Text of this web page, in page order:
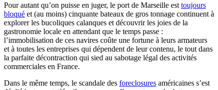
Pour autant qu’on puisse en juger, le port de Marseille est toujours
bloqué et (au moins) cinquante bateaux de gros tonnage continuent à
explorer les bucoliques calanques et découvrir les joies de la
gastronomie locale en attendant que le temps passe :
l’immobilisation de ces navires coûte une fortune à leurs armateurs
et à toutes les entreprises qui dépendent de leur contenu, le tout dans
la parfaite décontraction qui sied au sabotage légal des activités
commerciales en France.
Dans le même temps, le scandale des foreclosures américaines s’est